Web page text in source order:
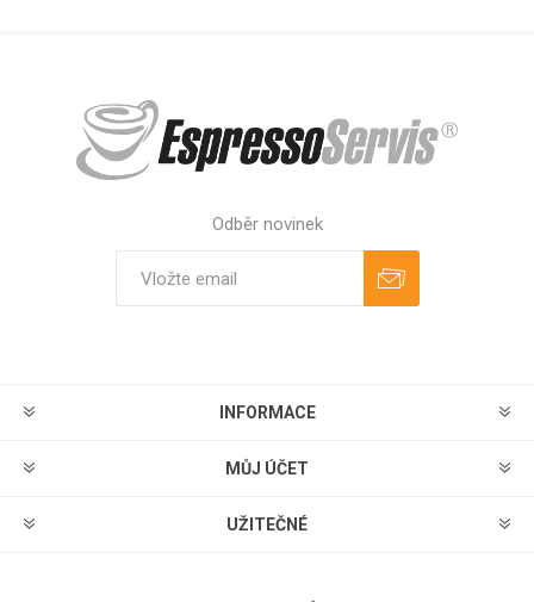
Odběr novinek
INFORMACE
MŮJ ÚČET
UŽITEČNÉ